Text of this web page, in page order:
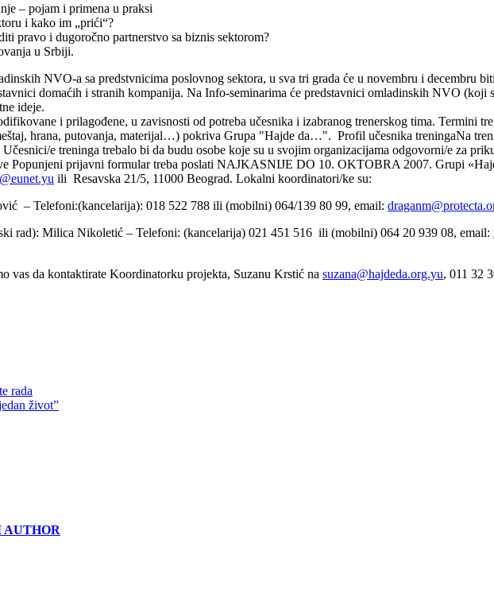
– pojam i primena u praksi
i kako im „prići“?
pravo i dugoročno partnerstvo sa biznis sektorom?
u Srbiji.
NVO-a sa predstvnicima poslovnog sektora, u sva tri grada će u novembru i decembru
domaćih i stranih kompanija. Na Info-seminarima će predstavnici omladinskih NVO (koji
ideje.
i prilagođene, u zavisnosti od potreba učesnika i izabranog trenerskog tima. Termini
hrana, putovanja, materijal…) pokriva Grupa "Hajde da…". Profil učesnika treningaNa
e treninga trebalo bi da budu osobe koje su u svojim organizacijama odgovorni/e za
Popunjeni prijavni formular treba poslati NAJKASNIJE DO 10. OKTOBRA 2007. Grupi
ili Resavska 21/5, 11000 Beograd. Lokalni koordinatori/ke su:
– Telefoni:(kancelarija): 018 522 788 ili (mobilni) 064/139 80 99, email:
rad): Milica Nikoletić – Telefoni: (kancelarija) 021 451 516 ili (mobilni) 064 20 939 08, email:
vas da kontaktirate Koordinatorku projekta, Suzanu Krstić na suzana@hajdeda.org.yu, 011 32
rada
život”
AUTHOR